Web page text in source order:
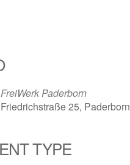
FreiWerk Paderborn
Friedrichstraße 25, Paderborn
TYPE